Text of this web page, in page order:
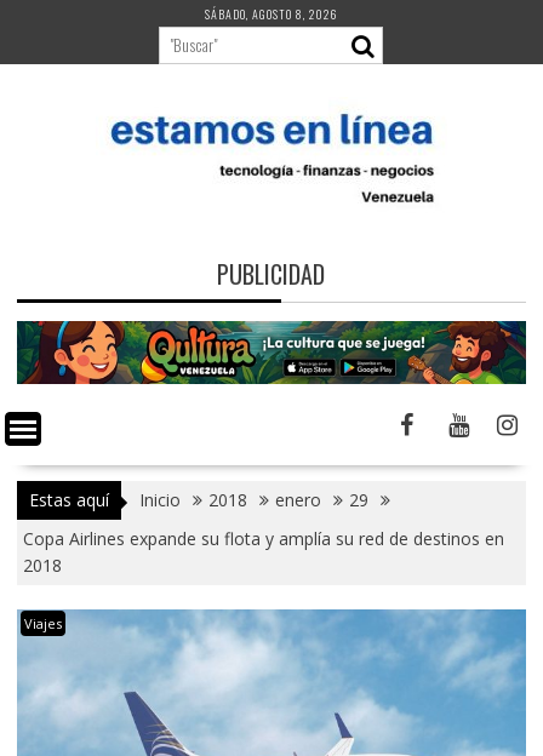
contenido
SÁBADO, AGOSTO 8, 2026
PUBLICIDAD
Estas aquí Inicio 2018 enero
29
Copa Airlines expande su flota y amplía su red de destinos en
2018
Viajes